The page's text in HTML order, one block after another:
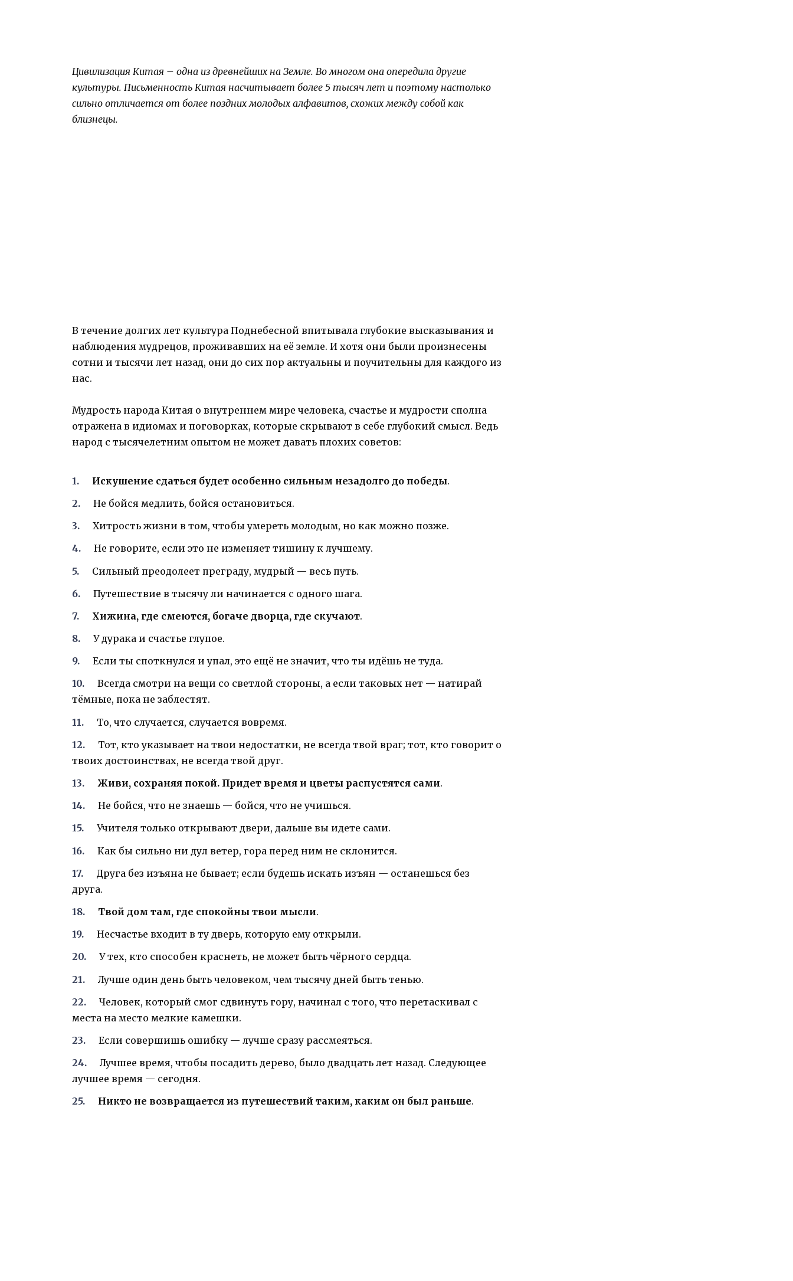
Цивилизация Китая – одна из древнейших на Земле. Во многом она опередила другие
культуры. Письменность Китая насчитывает более 5 тысяч лет и поэтому настолько
сильно отличается от более поздних молодых алфавитов, схожих между собой как
близнецы.
В течение долгих лет культура Поднебесной впитывала глубокие высказывания и
наблюдения мудрецов, проживавших на её земле. И хотя они были произнесены
сотни и тысячи лет назад, они до сих пор актуальны и поучительны для каждого из
нас.
Мудрость народа Китая о внутреннем мире человека, счастье и мудрости сполна
отражена в идиомах и поговорках, которые скрывают в себе глубокий смысл. Ведь
народ с тысячелетним опытом не может давать плохих советов:
Искушение сдаться будет особенно сильным незадолго до победы.
Не бойся медлить, бойся остановиться.
Хитрость жизни в том, чтобы умереть молодым, но как можно позже.
Не говорите, если это не изменяет тишину к лучшему.
Сильный преодолеет преграду, мудрый — весь путь.
Путешествие в тысячу ли начинается с одного шага.
Хижина, где смеются, богаче дворца, где скучают.
У дурака и счастье глупое.
Если ты споткнулся и упал, это ещё не значит, что ты идёшь не туда.
Всегда смотри на вещи со светлой стороны, а если таковых нет — натирай
тёмные, пока не заблестят.
То, что случается, случается вовремя.
Тот, кто указывает на твои недостатки, не всегда твой враг; тот, кто говорит о
твоих достоинствах, не всегда твой друг.
Живи, сохраняя покой. Придет время и цветы распустятся сами.
Не бойся, что не знаешь — бойся, что не учишься.
Учителя только открывают двери, дальше вы идете сами.
Как бы сильно ни дул ветер, гора перед ним не склонится.
Друга без изъяна не бывает; если будешь искать изъян — останешься без
друга.
Твой дом там, где спокойны твои мысли.
Несчастье входит в ту дверь, которую ему открыли.
У тех, кто способен краснеть, не может быть чёрного сердца.
Лучше один день быть человеком, чем тысячу дней быть тенью.
Человек, который смог сдвинуть гору, начинал с того, что перетаскивал с
места на место мелкие камешки.
Если совершишь ошибку — лучше сразу рассмеяться.
Лучшее время, чтобы посадить дерево, было двадцать лет назад. Следующее
лучшее время — сегодня.
Никто не возвращается из путешествий таким, каким он был раньше.